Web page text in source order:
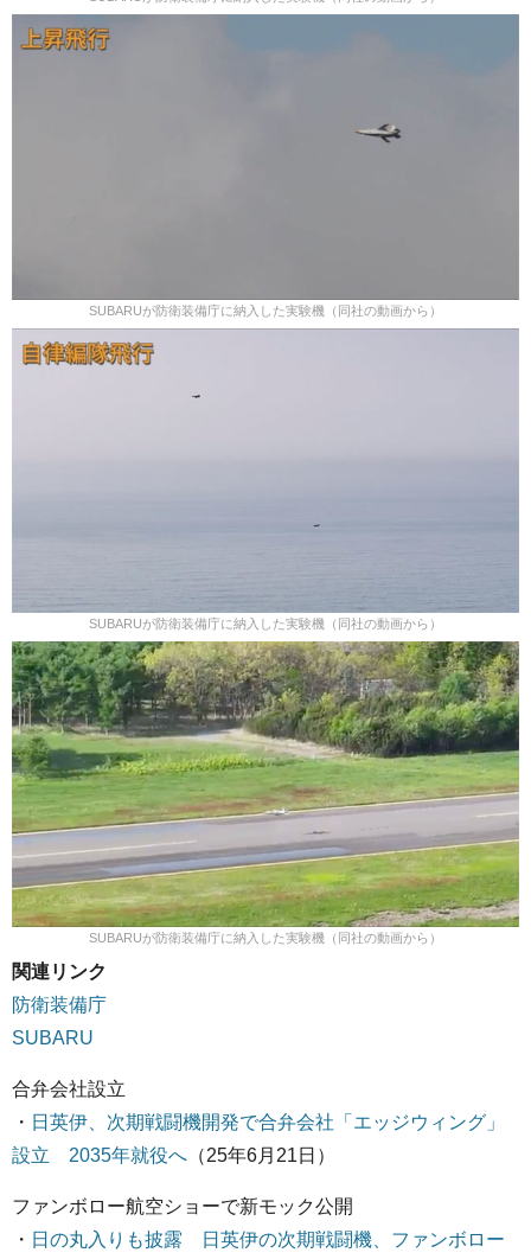
SUBARUが防衛装備庁に納入した実験機（同社の動画から）
SUBARUが防衛装備庁に納入した実験機（同社の動画から）
SUBARUが防衛装備庁に納入した実験機（同社の動画から）
関連リンク
防衛装備庁
SUBARU
合弁会社設立
・ 日英伊、次期戦闘機開発で合弁会社「エッジウィング」
設立 2035年就役へ （25年6月21日）
ファンボロー航空ショーで新モック公開
・ 日の丸入りも披露 日英伊の次期戦闘機、ファンボロー